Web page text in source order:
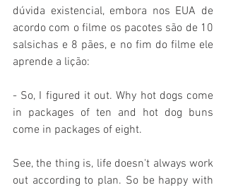
dúvida existencial, embora nos EUA de
acordo com o filme os pacotes são de 10
salsichas e 8 pães, e no fim do filme ele
aprende a lição:
- So, I figured it out. Why hot dogs come
in packages of ten and hot dog buns
come in packages of eight.
See, the thing is, life doesn't always work
out according to plan. So be happy with